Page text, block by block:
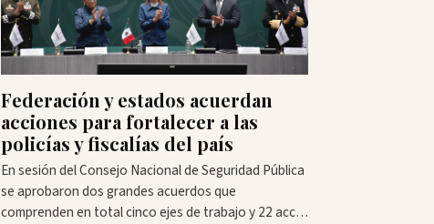
Federación y estados acuerdan
acciones para fortalecer a las
policías y fiscalías del país
En sesión del Consejo Nacional de Seguridad Pública
se aprobaron dos grandes acuerdos que
comprenden en total cinco ejes de trabajo y 22 acc…